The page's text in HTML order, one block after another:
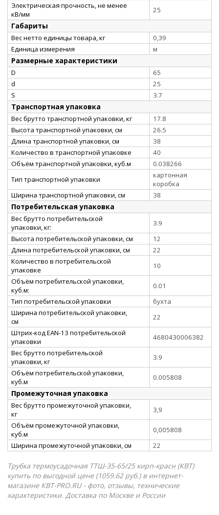
Электрическая прочность, не менее
кВ/мм
25
Габариты
Вес нетто единицы товара, кг
0,39
Единица измерения
м
Размерные характеристики
D
65
d
25
S
3.7
Транспортная упаковка
Вес брутто транспортной упаковки, кг
17.8
Высота транспортной упаковки, см
26.5
Длина транспортной упаковки, см
38
Количество в транспортной упаковке
40
Объём транспортной упаковки, куб.м
0.038266
Тип транспортной упаковки
картонная
коробка
Ширина транспортной упаковки, см
38
Потребительская упаковка
Вес брутто потребительской
упаковки, кг:
3.9
Высота потребительской упаковки, см
12
Длина потребительской упаковки, см
22
Количество в потребительской
упаковке
10
Объём потребительской упаковки,
куб.м:
0.01
Тип потребительской упаковки
бухта
Ширина потребительской упаковки,
см
22
Штрих-код EAN-13 потребительской
упаковки
4680430006382
Вес брутто потребительской
упаковки, кг
3.9
Объём потребительской упаковки,
куб.м
0.005808
Промежуточная упаковка
Вес брутто промежуточной упаковки,
кг
3,9
Объём промежуточной упаковки,
куб.м
0,005808
Ширина промежуточной упаковки, см
22
Трубка термоусадочная ТТШ-35-65/25 кирп-красн (КВТ)
купить по выгодной цене (1059.62 руб.) в интернет-
магазине КВТ-PRO.RU - фото, отзывы, технические
характеристики. Доставка по Москве и России